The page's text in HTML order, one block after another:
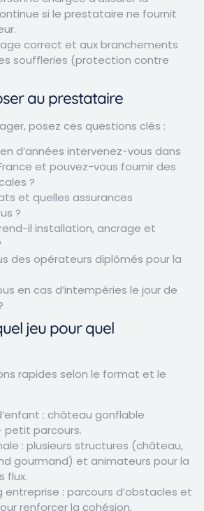
si le prestataire ne fournit
correct et aux branchements
souffleries (protection contre
au prestataire
posez ces questions clés :
d’années intervenez-vous dans
et pouvez-vous fournir des
?
et quelles assurances
?
il installation, ancrage et
des opérateurs diplômés pour la
en cas d’intempéries le jour de
jeu pour quel
rapides selon le format et le
: château gonflable
parcours.
: plusieurs structures (château,
gourmand) et animateurs pour la
flux.
entreprise : parcours d’obstacles et
renforcer la cohésion.